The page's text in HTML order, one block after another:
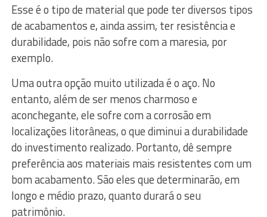
Esse é o tipo de material que pode ter diversos tipos
de acabamentos e, ainda assim, ter resistência e
durabilidade, pois não sofre com a maresia, por
exemplo.
Uma outra opção muito utilizada é o aço. No
entanto, além de ser menos charmoso e
aconchegante, ele sofre com a corrosão em
localizações litorâneas, o que diminui a durabilidade
do investimento realizado. Portanto, dê sempre
preferência aos materiais mais resistentes com um
bom acabamento. São eles que determinarão, em
longo e médio prazo, quanto durará o seu
patrimônio.